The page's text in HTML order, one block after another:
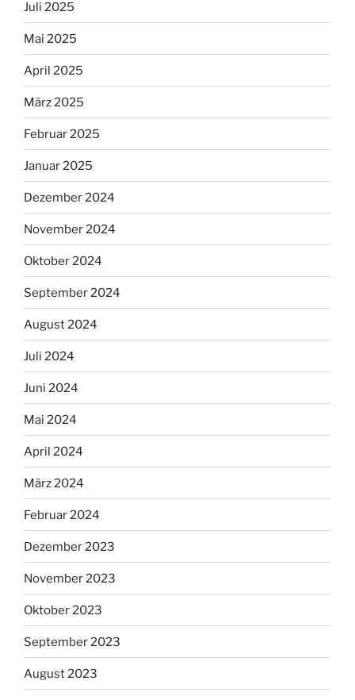
Juli 2025
Mai 2025
April 2025
März 2025
Februar 2025
Januar 2025
Dezember 2024
November 2024
Oktober 2024
September 2024
August 2024
Juli 2024
Juni 2024
Mai 2024
April 2024
März 2024
Februar 2024
Dezember 2023
November 2023
Oktober 2023
September 2023
August 2023